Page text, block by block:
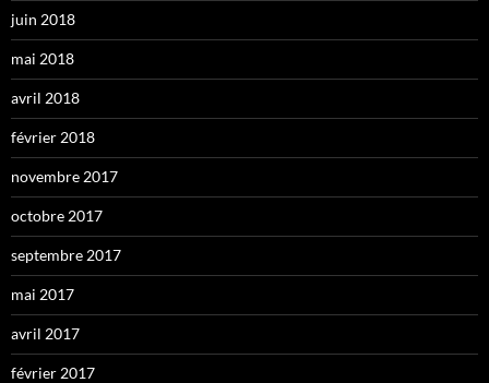
juin 2018
mai 2018
avril 2018
février 2018
novembre 2017
octobre 2017
septembre 2017
mai 2017
avril 2017
février 2017